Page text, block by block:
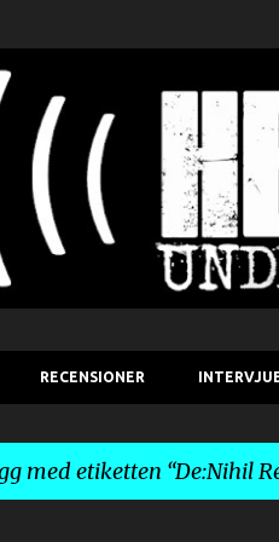
RECENSIONER
med etiketten De:Nihil